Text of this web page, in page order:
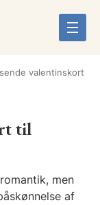
valentinskort
til
men
af